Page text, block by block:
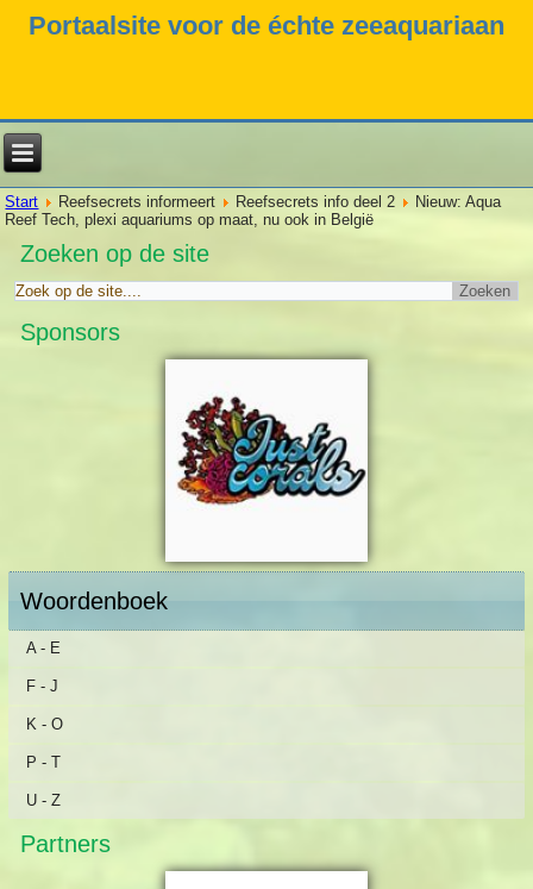
Portaalsite voor de échte zeeaquariaan
Start Reefsecrets informeert Reefsecrets info deel 2
Nieuw: Aqua
Reef Tech, plexi aquariums op maat, nu ook in België
Zoeken op de site
Sponsors
Woordenboek
A - E
F - J
K - O
P - T
U - Z
Partners